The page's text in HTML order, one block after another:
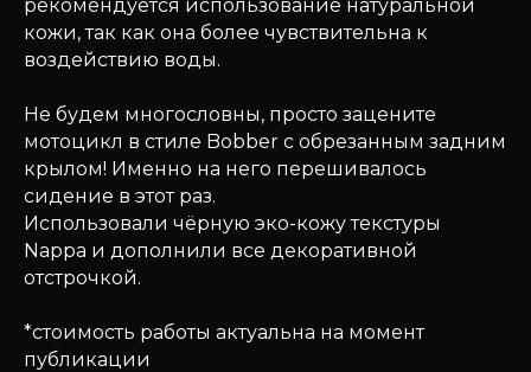
рекомендуется использование натуральной
кожи, так как она более чувствительна к
воздействию воды.
Не будем многословны, просто зацените
мотоцикл в стиле Bobber с обрезанным задним
крылом! Именно на него перешивалось
сидение в этот раз.
Использовали чёрную эко-кожу текстуры
Nappa и дополнили все декоративной
отстрочкой.
*стоимость работы актуальна на момент
публикации